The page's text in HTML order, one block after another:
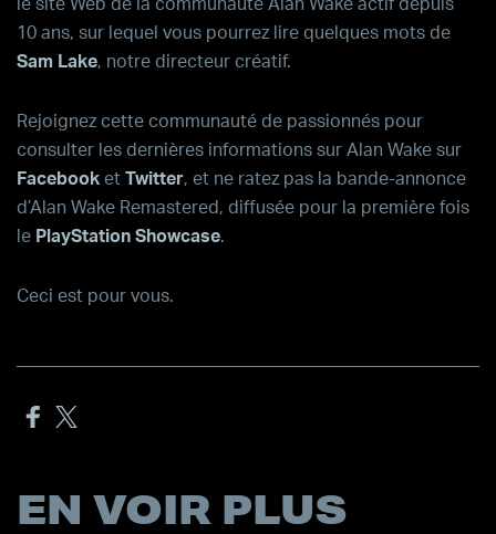
le site Web de la communauté Alan Wake actif depuis
10 ans, sur lequel vous pourrez lire quelques mots de
Sam Lake, notre directeur créatif.
Rejoignez cette communauté de passionnés pour
consulter les dernières informations sur Alan Wake sur
Facebook et Twitter, et ne ratez pas la bande-annonce
d’Alan Wake Remastered , diffusée pour la première fois
le PlayStation Showcase.
Ceci est pour vous.
EN VOIR PLUS